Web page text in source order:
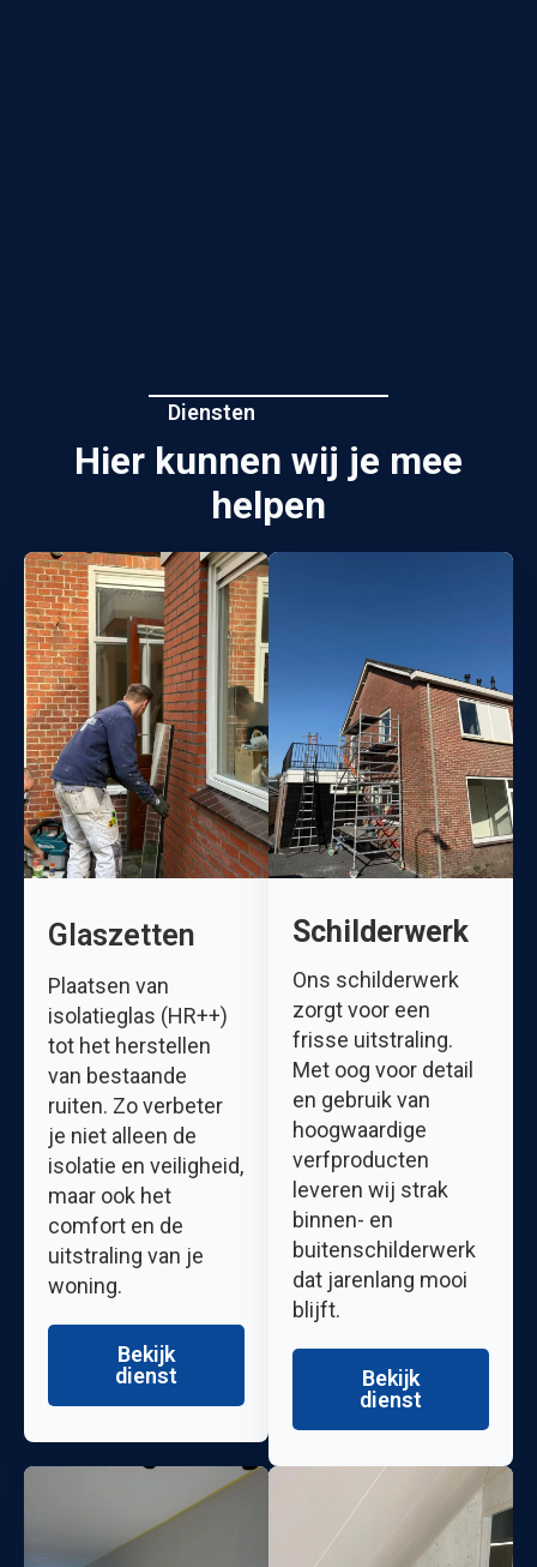
Diensten
Hier kunnen wij je mee
helpen
Glaszetten
Plaatsen van
isolatieglas (HR++)
tot het herstellen
van bestaande
ruiten. Zo verbeter
je niet alleen de
isolatie en veiligheid,
maar ook het
comfort en de
uitstraling van je
woning.
Bekijk
dienst
Schilderwerk
Ons schilderwerk
zorgt voor een
frisse uitstraling.
Met oog voor detail
en gebruik van
hoogwaardige
verfproducten
leveren wij strak
binnen- en
buitenschilderwerk
dat jarenlang mooi
blijft.
Bekijk
dienst